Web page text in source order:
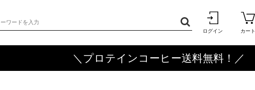
ログイン カート
＼プロテインコーヒー送料無料！／